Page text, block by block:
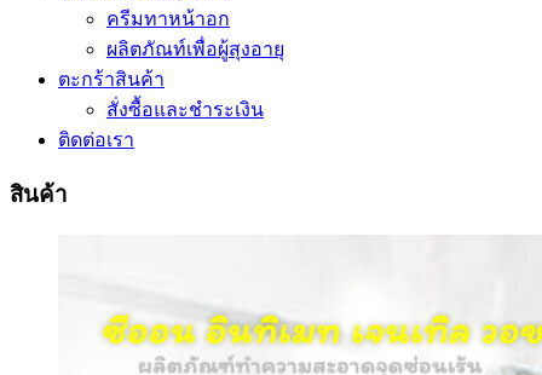
ครีมทาหน้าอก
ผลิตภัณท์เพื่อผู้สุงอายุ
ตะกร้าสินค้า
สั่งซื้อและชำระเงิน
ติดต่อเรา
สินค้า